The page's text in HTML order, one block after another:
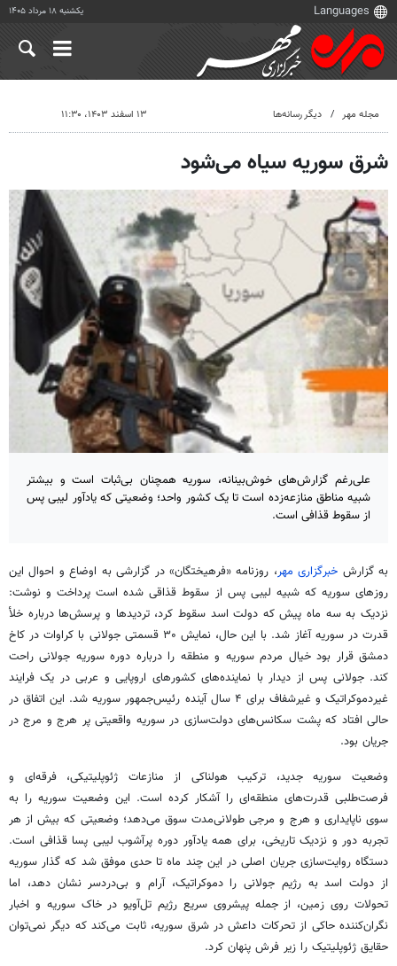
یکشنبه ۱۸ مرداد ۱۴۰۵
مجله مهر دیگر رسانه‌ها ۱۳ اسفند ۱۴۰۳، ۱۱:۳۰
شرق سوریه سیاه می‌شود
علی‌رغم گزارش‌های خوش‌بینانه، سوریه همچنان بی‌ثبات است و بیشتر
شبیه مناطق منازعه‌زده است تا یک کشور واحد؛ وضعیتی که یادآور لیبی پس
از سقوط قذافی است.
به گزارش خبرگزاری مهر، روزنامه «فرهیختگان» در گزارشی به اوضاع و احوال این
روزهای سوریه که شبیه لیبی پس از سقوط قذاقیشده است پرداخت و نوشت:
نزدیک به سه ماه پیش که دولت اسد سقوط کرد، تردیدها و پرسش‌ها درباره خلأ
قدرت در سوریه آغاز شد. با این حال، نمایش ۳۰ قسمتی جولانی با کراوات در کاخ
دمشق قرار بود خیال مردم سوریه و منطقه را درباره دوره سوریه جولانی راحت
کند. جولانی پس از دیدار با نماینده‌های کشورهای اروپایی و عربی در یک فرایند
غیردموکراتیک و غیرشفاف برای ۴ سال آینده رئیس‌جمهور سوریه شد. این اتفاق در
حالی افتاد که پشت سکانس‌های دولت‌سازی در سوریه واقعیتی پر هرج و مرج در
جریان بود.
وضعیت سوریه جدید، ترکیب هولناکی از منازعات ژئوپلیتیکی، فرقه‌ای و
فرصت‌طلبی قدرت‌های منطقه‌ای را آشکار کرده است. این وضعیت سوریه را به
سوی ناپایداری و هرج و مرجیطولانی‌مدت سوق می‌دهد؛ وضعیتی که بیش از هر
تجربه دور و نزدیک تاریخی، برای همه یادآور دوره پرآشوب لیبی پسا قذافی است.
دستگاه روایت‌سازی جریان اصلی در این چند ماه تا حدی موفق شد که گذار سوریه
از دولت اسد به رژیم جولانی را دموکراتیک، آرام و بی‌دردسر نشان دهد، اما
تحولات روی زمین، از جمله پیشروی سریع رژیم تل‌آویو در خاک سوریه و اخبار
نگران‌کننده حاکی از تحرکات داعش در شرق سوریه، ثابت می‌کند که دیگر نمی‌توان
حقایق ژئوپلیتیک را زیر فرش پنهان کرد.